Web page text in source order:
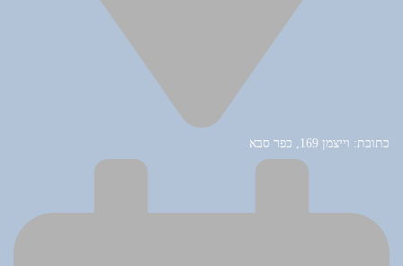
כתובת: וייצמן 169, כפר סבא